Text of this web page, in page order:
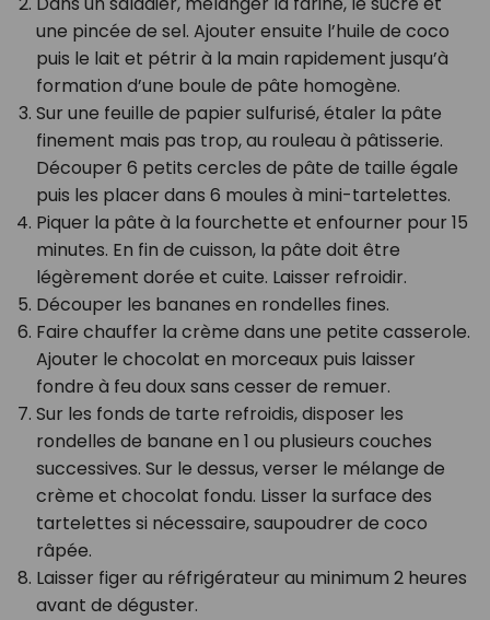
une pincée de sel. Ajouter ensuite l’huile de coco
puis le lait et pétrir à la main rapidement jusqu’à
formation d’une boule de pâte homogène.
Sur une feuille de papier sulfurisé, étaler la pâte
finement mais pas trop, au rouleau à pâtisserie.
Découper 6 petits cercles de pâte de taille égale
puis les placer dans 6 moules à mini-tartelettes.
Piquer la pâte à la fourchette et enfourner pour 15
minutes. En fin de cuisson, la pâte doit être
légèrement dorée et cuite. Laisser refroidir.
Découper les bananes en rondelles fines.
Faire chauffer la crème dans une petite casserole.
Ajouter le chocolat en morceaux puis laisser
fondre à feu doux sans cesser de remuer.
Sur les fonds de tarte refroidis, disposer les
rondelles de banane en 1 ou plusieurs couches
successives. Sur le dessus, verser le mélange de
crème et chocolat fondu. Lisser la surface des
tartelettes si nécessaire, saupoudrer de coco
râpée.
Laisser figer au réfrigérateur au minimum 2 heures
avant de déguster.